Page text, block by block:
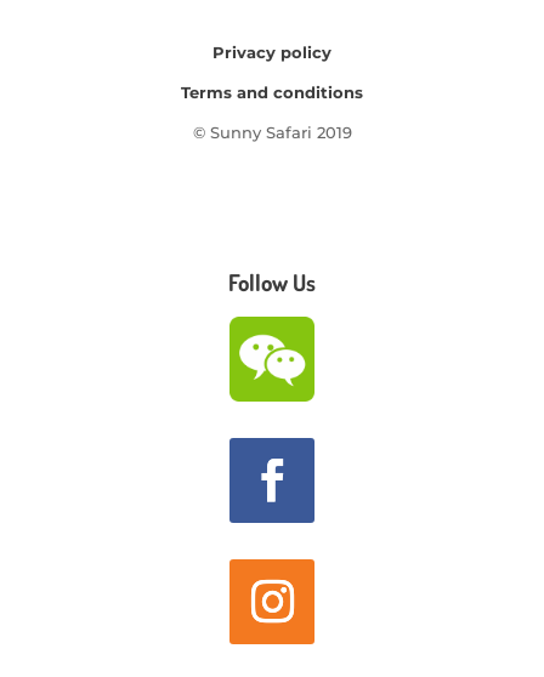
Privacy policy
Terms and conditions
© Sunny Safari 2019
Follow Us